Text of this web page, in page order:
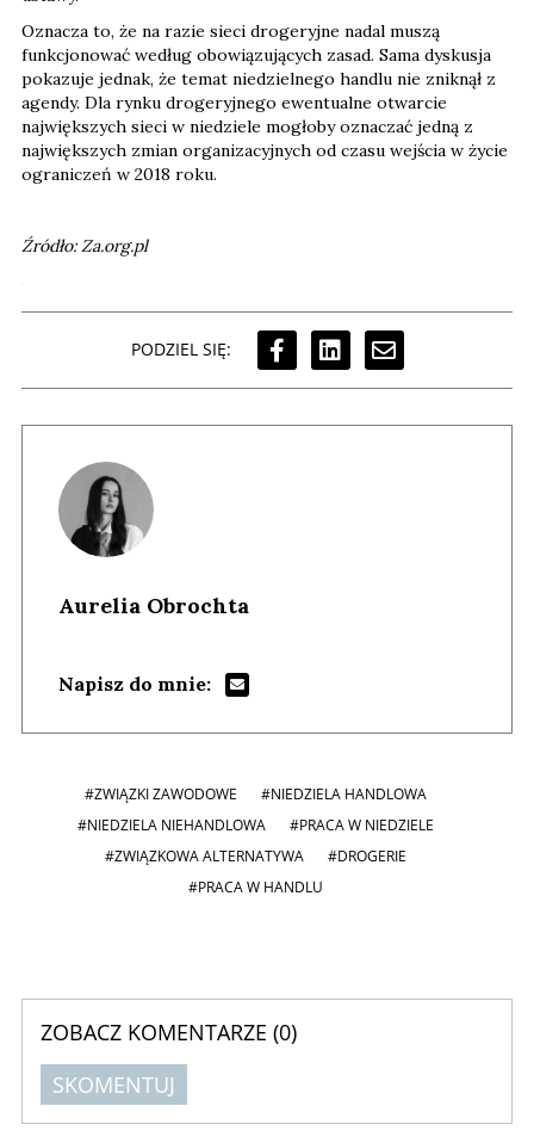
Oznacza to, że na razie sieci drogeryjne nadal muszą
funkcjonować według obowiązujących zasad. Sama dyskusja
pokazuje jednak, że temat niedzielnego handlu nie zniknął z
agendy. Dla rynku drogeryjnego ewentualne otwarcie
największych sieci w niedziele mogłoby oznaczać jedną z
największych zmian organizacyjnych od czasu wejścia w życie
ograniczeń w 2018 roku.
Źródło: Za.org.pl
PODZIEL SIĘ:
Aurelia Obrochta
Napisz do mnie:
#ZWIĄZKI ZAWODOWE
#NIEDZIELA HANDLOWA
#NIEDZIELA NIEHANDLOWA
#PRACA W NIEDZIELE
#ZWIĄZKOWA ALTERNATYWA
#DROGERIE
#PRACA W HANDLU
ZOBACZ KOMENTARZE (0)
SKOMENTUJ